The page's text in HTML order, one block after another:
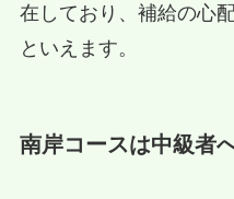
在しており、補給の心
といえます。
南岸コースは中級者